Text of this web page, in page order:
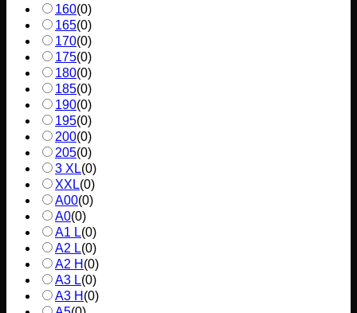
160(0)
165(0)
170(0)
175(0)
180(0)
185(0)
190(0)
195(0)
200(0)
205(0)
3 XL(0)
XXL(0)
A00(0)
A0(0)
A1 L(0)
A2 L(0)
A2 H (0)
A3 L(0)
A3 H (0)